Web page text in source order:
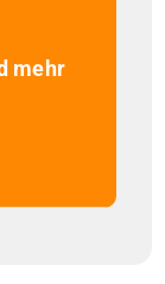
mehr